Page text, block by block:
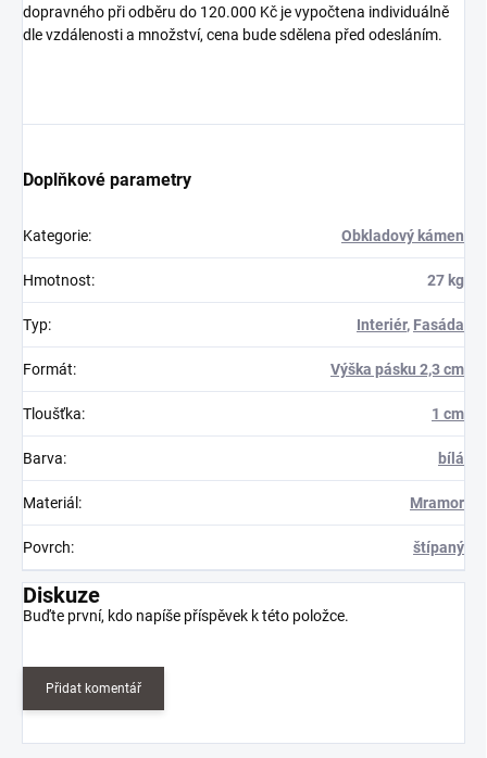
dopravného při odběru do 120.000 Kč je vypočtena individuálně
dle vzdálenosti a množství, cena bude sdělena před odesláním.
Doplňkové parametry
Kategorie: Obkladový kámen
Hmotnost: 27 kg
Typ: Interiér, Fasáda
Formát: Výška pásku 2,3 cm
Tloušťka: 1 cm
Barva: bílá
Materiál : Mramor
Povrch: štípaný
Diskuze
Buďte první, kdo napíše příspěvek k této položce.
Přidat komentář